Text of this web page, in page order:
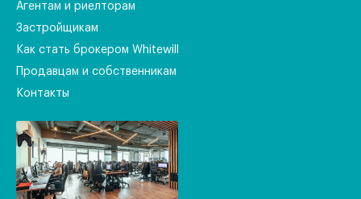
Агентам и риелторам
Застройщикам
Как стать брокером Whitewill
Продавцам и собственникам
Контакты